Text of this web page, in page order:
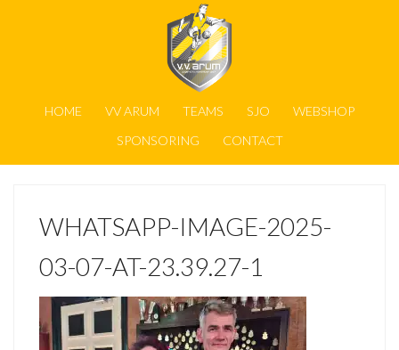
HOME VV ARUM TEAMS SJO
WEBSHOP
SPONSORING
CONTACT
WHATSAPP-IMAGE-2025-
03-07-AT-23.39.27-1